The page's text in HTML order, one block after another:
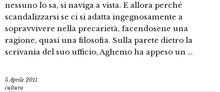
nessuno lo sa, si naviga a vista. E allora perché
scandalizzarsi se ci si adatta ingegnosamente a
sopravvivere nella precarietà, facendosene una
ragione, quasi una filosofia. Sulla parete dietro la
scrivania del suo ufficio, Aghemo ha appeso un …
5 Aprile 2011
cultura